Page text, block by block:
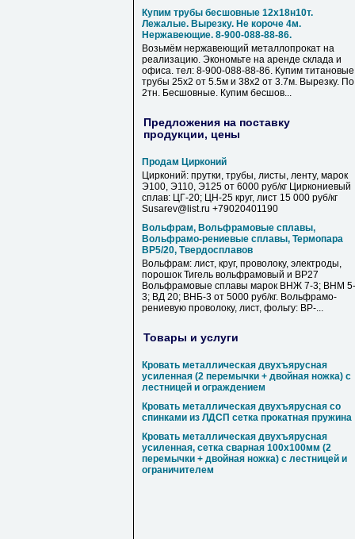
Купим трубы бесшовные 12х18н10т.
Лежалые. Вырезку. Не короче 4м.
Нержавеющие. 8-900-088-88-86.
Возьмём нержавеющий металлопрокат на
реализацию. Экономьте на аренде склада и
офиса. тел: 8-900-088-88-86. Купим титановые
трубы 25х2 от 5.5м и 38х2 от 3.7м. Вырезку. По
2тн. Бесшовные. Купим бесшов...
Предложения на поставку
продукции, цены
Продам Цирконий
Цирконий: прутки, трубы, листы, ленту, марок
Э100, Э110, Э125 от 6000 руб/кг Циркониевый
сплав: ЦГ-20; ЦН-25 круг, лист 15 000 руб/кг
Susarev@list.ru +79020401190
Вольфрам, Вольфрамовые сплавы,
Вольфрамо-рениевые сплавы, Термопара
ВР5/20, Твердосплавов
Вольфрам: лист, круг, проволоку, электроды,
порошок Тигель вольфрамовый и ВР27
Вольфрамовые сплавы марок ВНЖ 7-3; ВНМ 5-
3; ВД 20; ВНБ-3 от 5000 руб/кг. Вольфрамо-
рениевую проволоку, лист, фольгу: ВР-...
Товары и услуги
Кровать металлическая двухъярусная
усиленная (2 перемычки + двойная ножка) с
лестницей и ограждением
Кровать металлическая двухъярусная со
спинками из ЛДСП сетка прокатная пружина
Кровать металлическая двухъярусная
усиленная, сетка сварная 100х100мм (2
перемычки + двойная ножка) с лестницей и
ограничителем